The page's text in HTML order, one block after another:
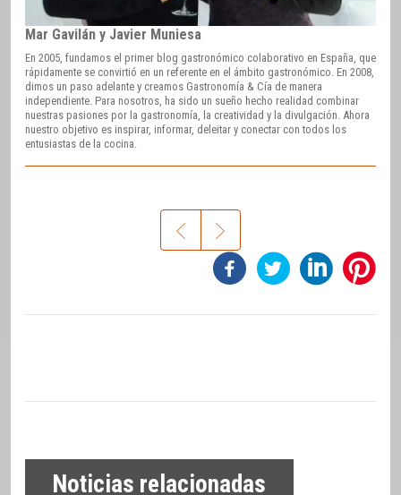
Mar Gavilán y Javier Muniesa
En 2005, fundamos el primer blog gastronómico colaborativo en España, que
rápidamente se convirtió en un referente en el ámbito gastronómico. En 2008,
dimos un paso adelante y creamos Gastronomía & Cía de manera
independiente. Para nosotros, ha sido un sueño hecho realidad combinar
nuestras pasiones por la gastronomía, la creatividad y la divulgación. Ahora
nuestro objetivo es inspirar, informar, deleitar y conectar con todos los
entusiastas de la cocina.
Noticias relacionadas